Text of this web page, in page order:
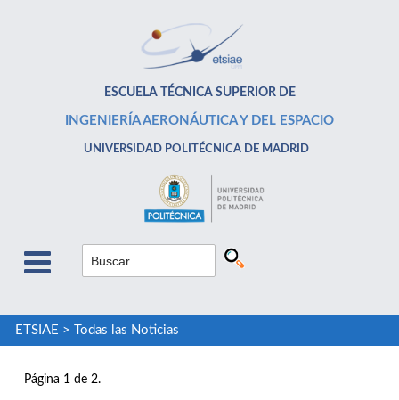
ESCUELA TÉCNICA SUPERIOR DE
INGENIERÍA AERONÁUTICA Y DEL ESPACIO
UNIVERSIDAD POLITÉCNICA DE MADRID
ETSIAE > Todas las Noticias
Página 1 de 2.